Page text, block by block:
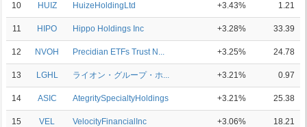
10 HUIZ HuizeHoldingLtd +3.43% 1.21
11 HIPO Hippo Holdings Inc +3.28% 33.39
12 NVOH Precidian ETFs Trust N... +3.25% 24.78
13 LGHL ライオン・グループ・ホ... +3.21% 0.97
14 ASIC AtegritySpecialtyHoldings +3.21% 25.38
15 VEL VelocityFinancialInc +3.06% 18.21